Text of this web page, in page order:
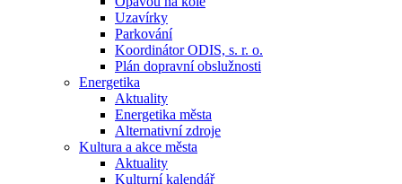
Uzavírky
Parkování
Koordinátor ODIS, s. r. o.
Plán dopravní obslužnosti
Energetika
Aktuality
Energetika města
Alternativní zdroje
Kultura a akce města
Aktuality
Kulturní kalendář